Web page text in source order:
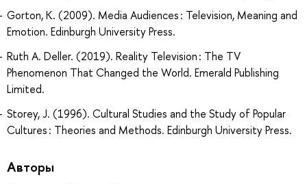
Gorton, K. (2009). Media Audiences : Television, Meaning and
Emotion. Edinburgh University Press.
Ruth A. Deller. (2019). Reality Television : The TV
Phenomenon That Changed the World. Emerald Publishing
Limited.
Storey, J. (1996). Cultural Studies and the Study of Popular
Cultures : Theories and Methods. Edinburgh University Press.
Авторы